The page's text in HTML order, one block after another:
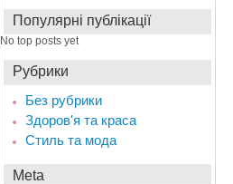
Популярні публікації
No top posts yet
Рубрики
Без рубрики
Здоров'я та краса
Стиль та мода
Meta